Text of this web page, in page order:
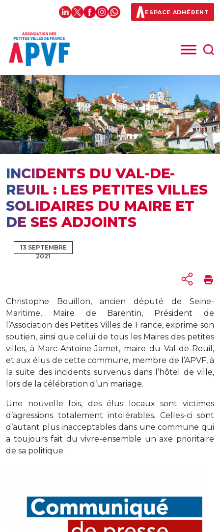
ESPACE ADHÉRENT
INCIDENTS DU VAL-DE-
REUIL : LES PETITES VILLES
SOLIDAIRES DU MAIRE ET
DE SES ADJOINTS
13 SEPTEMBRE
2021
Christophe Bouillon, ancien député de Seine-
Maritime, Maire de Barentin, Président de
l’Association des Petites Villes de France, exprime son
soutien, ainsi que celui de tous les Maires des petites
villes, à Marc-Antoine Jamet, maire du Val-de-Reuil,
et aux élus de cette commune, membre de l’APVF, à
la suite des incidents survenus dans l’hôtel de ville,
lors de la célébration d’un mariage.
Une nouvelle fois, des élus locaux sont victimes
d’agressions totalement intolérables. Celles-ci sont
d’autant plus inacceptables dans une commune qui
a toujours fait du vivre-ensemble un axe prioritaire
de sa politique.